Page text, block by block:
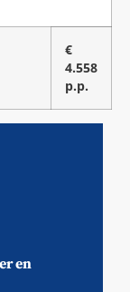
€
4.558
p.p.
en